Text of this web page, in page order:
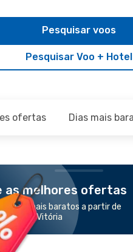
Pesquisar Voo + Hotel
Pesquisar voos
ofertas Dias mais
as melhores ofertas
voos mais baratos a partir de
para Vitória